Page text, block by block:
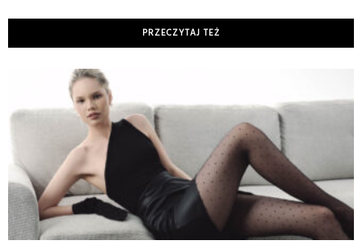
PRZECZYTAJ TEŻ